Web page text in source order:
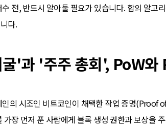
전, 반드시 알아둘 필요가 있습니다. 합의 알고
다.
'과 '주주 총회', PoW와
의 시조인 비트코인이 채택한 작업 증명(Proof
가장 먼저 푼 사람에게 블록 생성 권한과 보상을